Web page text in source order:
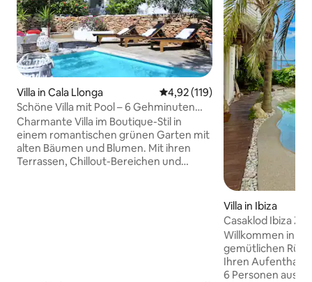
Villa in Cala Llonga Durchschnittliche Bewertung:
4,92 (119)
Schöne Villa mit Pool – 6 Gehminuten
zum Strand
Charmante Villa im Boutique-Stil in
einem romantischen grünen Garten mit
alten Bäumen und Blumen. Mit ihren
Terrassen, Chillout-Bereichen und
Villa in Ibiza
Casaklod Ibiza
Strandes.
Willkommen in
gemütlichen
Ihren Aufenthalt
6 Personen